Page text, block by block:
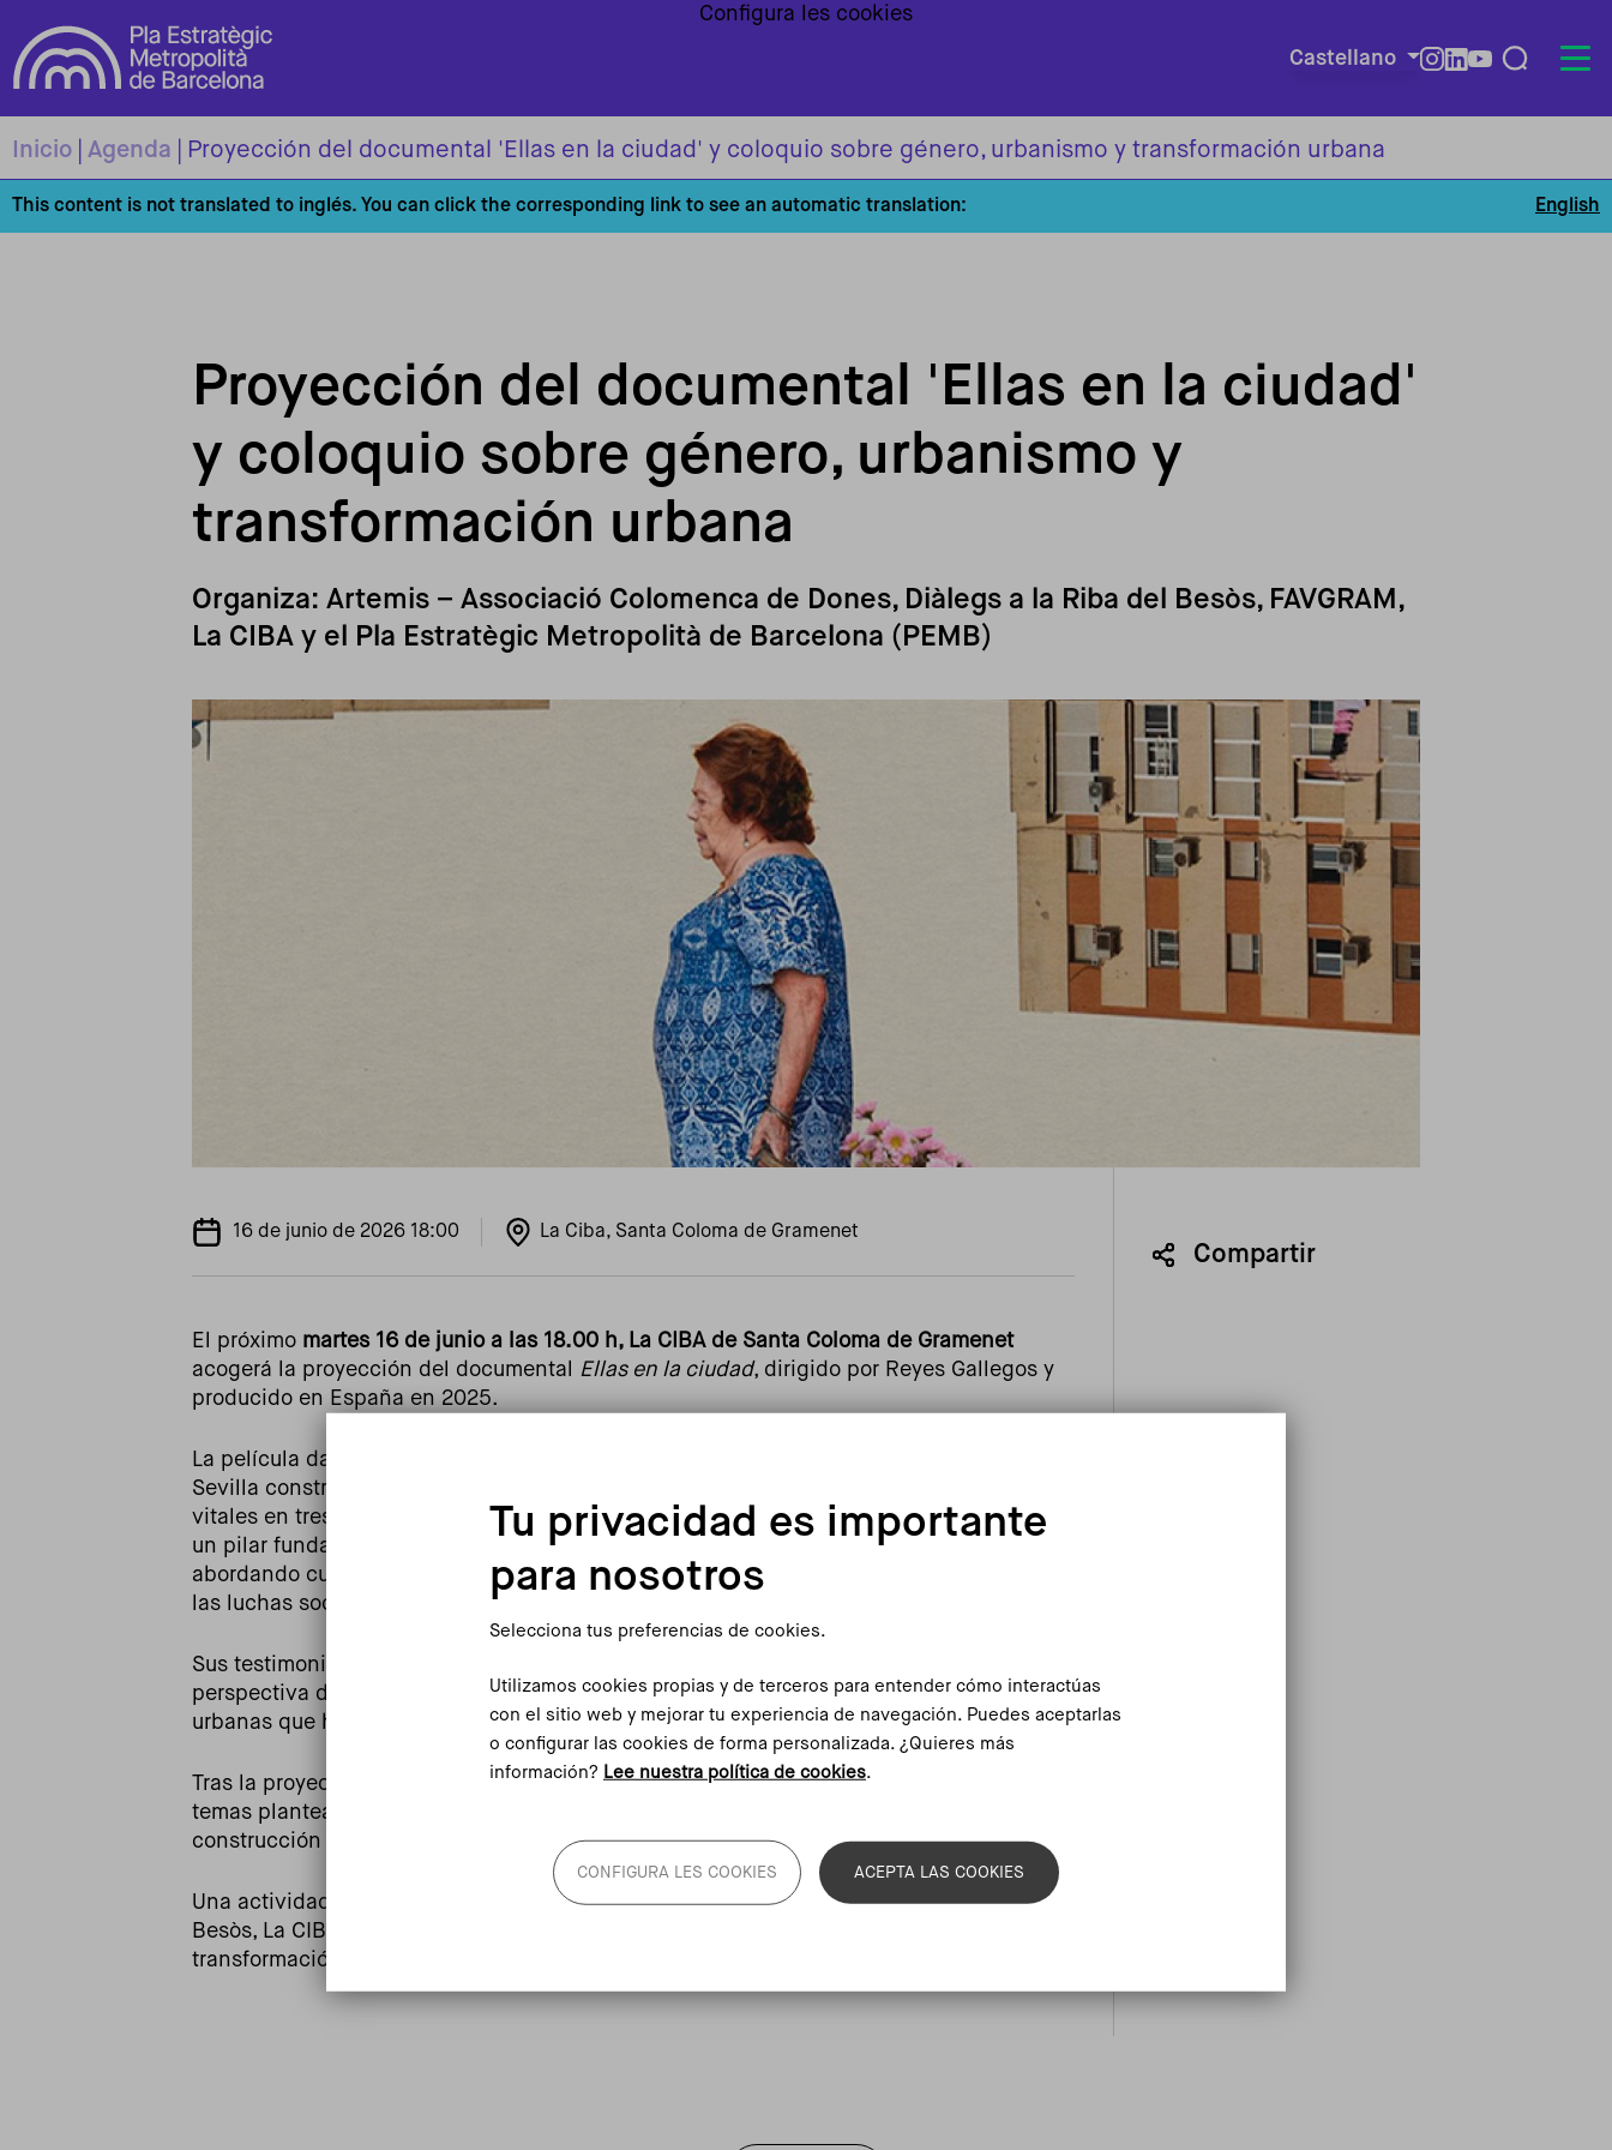
Castellano Redes
Inicio Agenda Proyección del documental 'Ellas en la ciudad' y coloquio sobre género, urbanismo y transformación urbana
This content is not translated to inglés. You can click the corresponding link to see an automatic translation: English
Proyección del documental 'Ellas en la ciudad'
y coloquio sobre género, urbanismo y
transformación urbana
Organiza: Artemis – Associació Colomenca de Dones, Diàlegs a la Riba del Besòs, FAVGRAM,
La CIBA y el Pla Estratègic Metropolità de Barcelona (PEMB)
16 de junio de 2026 18:00 La Ciba, Santa Coloma de Gramenet
El próximo martes 16 de junio a las 18.00 h, La CIBA de Santa Coloma de Gramenet
acogerá la proyección del documental Ellas en la ciudad, dirigido por Reyes Gallegos y
producido en España en 2025.
La película da voz a una generación de mujeres que habitaron los barrios periféricos de
Sevilla construidos durante la década de los setenta. A través de sus experiencias
vitales en tres barrios de la ciudad, el documental muestra cómo estas mujeres han sido
un pilar fundamental en la construcción y el sostenimiento de la vida urbana,
abordando cuestiones vinculadas al género, los cuidados, el urbanismo, la educación y
las luchas sociales y políticas.
Sus testimonios ofrecen una mirada imprescindible para comprender, desde una
perspectiva de género, la evolución del patrimonio cultural y las transformaciones
urbanas que han experimentado nuestras ciudades durante los últimos cincuenta años.
Tras la proyección, tendrá lugarun coloquio abierto al públicopara profundizar en los
temas planteados por el documental y debatir sobre el papel de las mujeres en la
construcción de la ciudad y de la vida comunitaria.
Una actividad impulsada conjuntamente por Artemis, FAVGRAM, Diàlegs a la Riba del
Besòs, La CIBA y el PEMB para reflexionar sobre ciudad, memoria, feminismo y
transformación urbana.
Compartir
Configura les cookies
Tu privacidad es importante
para nosotros
Selecciona tus preferencias de cookies.
Utilizamos cookies propias y de terceros para entender cómo interactúas
con el sitio web y mejorar tu experiencia de navegación. Puedes aceptarlas
o configurar las cookies de forma personalizada. ¿Quieres más
información? Lee nuestra política de cookies.
CONFIGURA LES COOKIES ACEPTA LAS COOKIES